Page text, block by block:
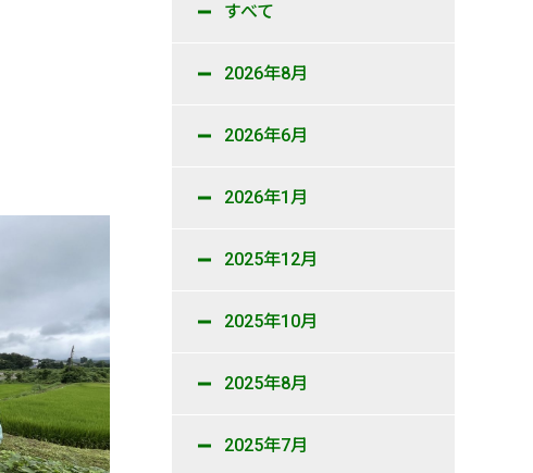
すべて
2026年8月
2026年6月
2026年1月
2025年12月
2025年10月
2025年8月
2025年7月